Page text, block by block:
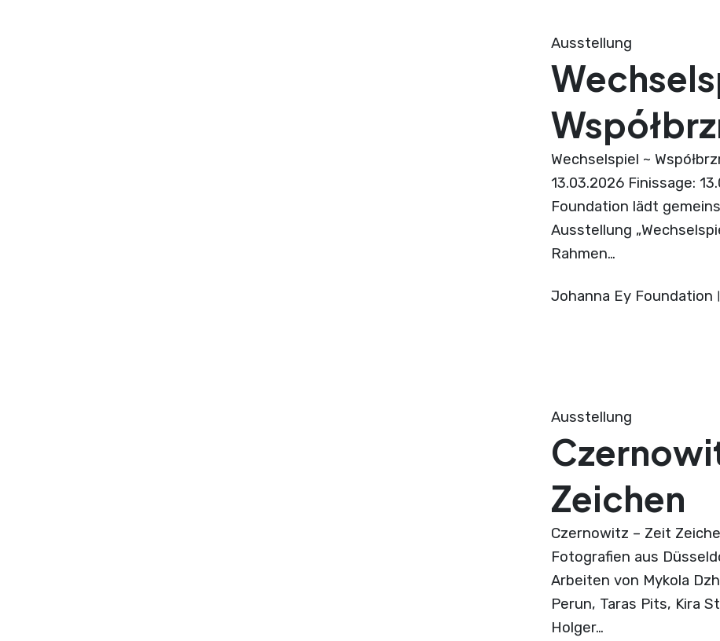
Ausstellung
Wechselspiel ~
13.03.2026 Finissage:
Foundation lädt
Ausstellung
Rahmen…
Johanna Ey Foundation
Ausstellung
Zeichen
Czernowitz – Zeit
Fotografien aus
Arbeiten von Mykola
Perun, Taras Pits, Kira
Holger…